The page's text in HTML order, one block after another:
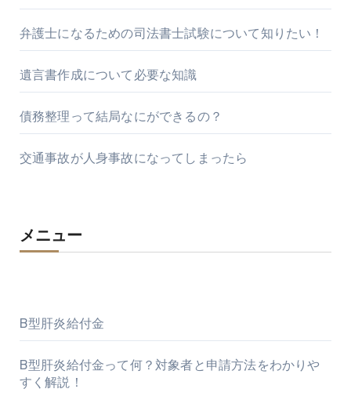
弁護士になるための司法書士試験について知りたい！
遺言書作成について必要な知識
債務整理って結局なにができるの？
交通事故が人身事故になってしまったら
メニュー
B型肝炎給付金
B型肝炎給付金って何？対象者と申請方法をわかりや
すく解説！